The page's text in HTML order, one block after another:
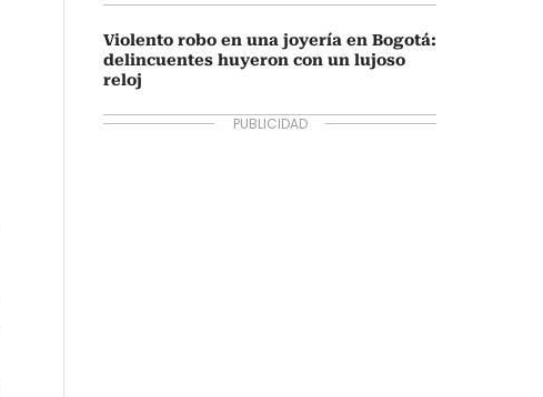
Violento robo en una joyería en Bogotá:
delincuentes huyeron con un lujoso
reloj